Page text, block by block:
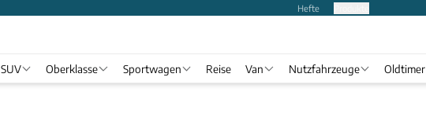
Hefte
SUV Oberklasse Sportwagen Reise Van Nutzfahrzeuge Oldtimer